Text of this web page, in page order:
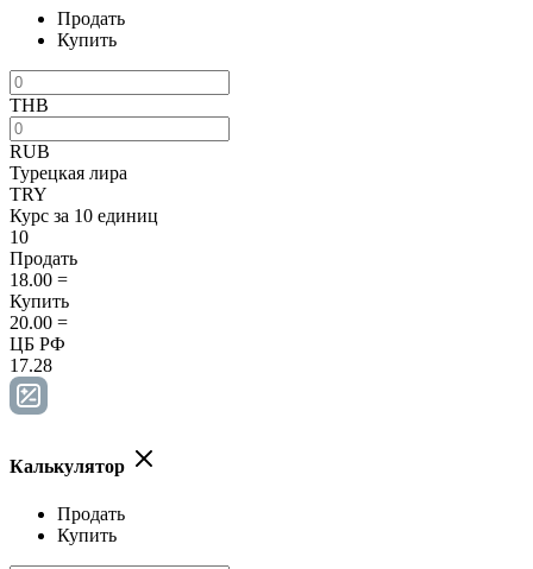
Продать
Купить
THB
RUB
Турецкая лира
TRY
Курс за 10 единиц
10
Продать
18.00 =
Купить
20.00 =
ЦБ РФ
17.28
Калькулятор
Продать
Купить